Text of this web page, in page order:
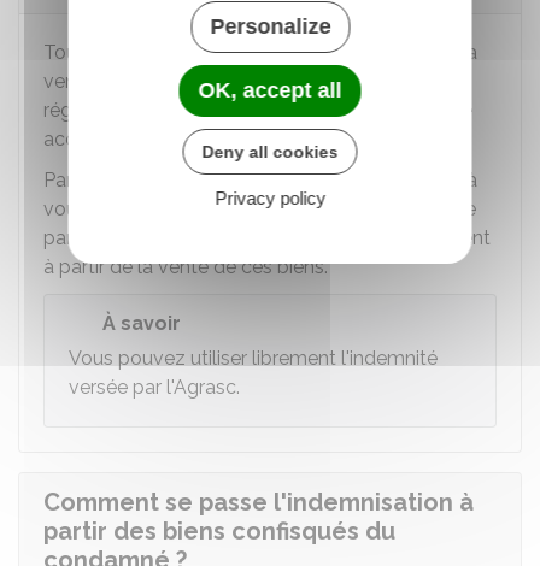
Tout d'abord, l'indemnisation versée à partir de la
vente des biens confisqués du condamné sert à
régler les
dommages et intérêts
qui vous ont été
accordés.
Par ailleurs, si l'auteur des faits a été condamné à
vous payer les
frais de justicenon pris en charge
par l'État, vous pouvez aussi obtenir leur paiement
à partir de la vente de ces biens.
À savoir
Vous pouvez utiliser librement l'indemnité
versée par l'Agrasc.
Comment se passe l'indemnisation à
partir des biens confisqués du
condamné ?
Personalize
OK, accept all
Deny all cookies
Privacy policy